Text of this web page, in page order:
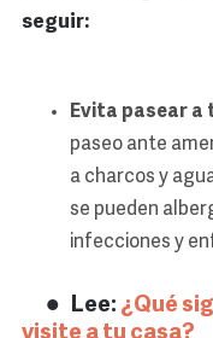
seguir:
Evita pasear a
paseo ante
a charcos y
se pueden
infecciones y
Lee: ¿Qué